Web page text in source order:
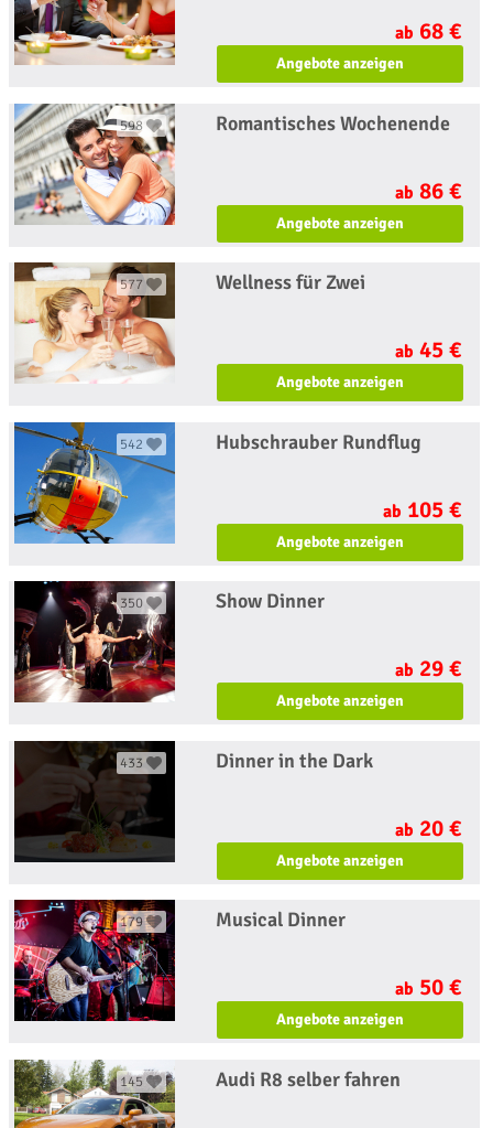
ab 68 €
Angebote anzeigen
598 Romantisches Wochenende
ab 86 €
Angebote anzeigen
577 Wellness für Zwei
ab 45 €
Angebote anzeigen
542 Hubschrauber Rundflug
ab 105 €
Angebote anzeigen
350 Show Dinner
ab 29 €
Angebote anzeigen
433 Dinner in the Dark
ab 20 €
Angebote anzeigen
179 Musical Dinner
ab 50 €
Angebote anzeigen
145 Audi R8 selber fahren